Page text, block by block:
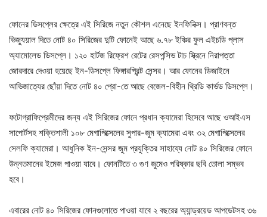
ফোনের ডিসপ্লের ক্ষেত্রে এই সিরিজে নতুন কৌশল এনেছে ইনফিনিক্স। প্রাণবন্ত
ভিজ্যুয়াল দিতে নোট ৪০ সিরিজের দুটি ফোনেই আছে ৬.৭৮ ইঞ্চির ফুল এইচডি প্লাস
অ্যামোলেড ডিসপ্লে। ১২০ হার্টজ রিফ্রেশ রেটের রেসপন্সিভ টাচ স্ক্রিনে নিরাপত্তা
জোরদারে দেওয়া হয়েছে ইন-ডিসপ্লে ফিঙ্গারপ্রিন্ট সেন্সর। আর ফোনের ডিজাইনে
আভিজাত্যের ছোঁয়া দিতে নোট ৪০ প্রো-তে আছে বেজেল-বিহীন থ্রিডি কার্ভড ডিসপ্লে।
ফটোগ্রাফিপ্রেমীদের জন্য এই সিরিজের ফোনে প্রধান ক্যামেরা হিসেবে আছে ওআইএস
সাপোর্টসহ শক্তিশালী ১০৮ মেগাপিক্সেলের সুপার-জুম ক্যামেরা এবং ৩২ মেগাপিক্সেলের
সেলফি ক্যামেরা। আধুনিক ইন-সেন্সর জুম প্রযুক্তির সাহায্যে নোট ৪০ সিরিজের ফোনে
উন্নতমানের ইমেজ পাওয়া যাবে। ফোনটিতে ৩ গুণ জুমেও পরিষ্কার ছবি তোলা সম্ভব
হবে।
এবারের নোট ৪০ সিরিজের ফোনগুলোতে পাওয়া যাবে ২ বছরের অ্যান্ড্রয়েড আপডেটসহ ৩৬